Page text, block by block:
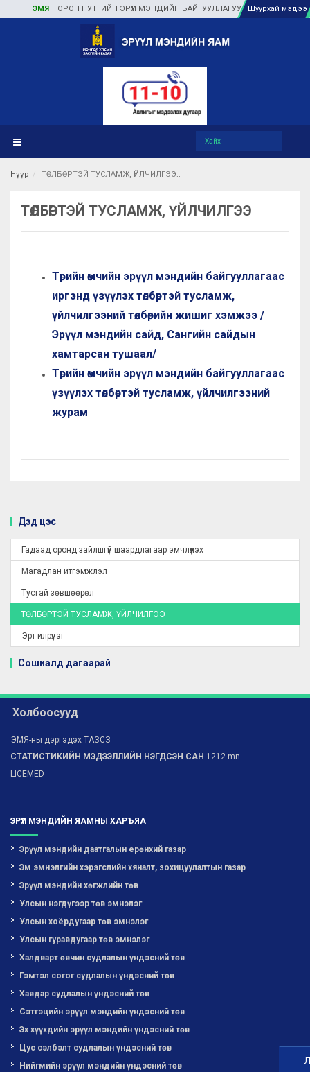
ЭМЯОРОН НУТГИЙН ЭРҮҮЛ МЭНДИЙН БАЙГУУЛЛАГУУДАД ТУЛГАМДАЖ
Шуурхай мэдээ
Нүүр ТӨЛБӨРТЭЙ ТУСЛАМЖ, ҮЙЛЧИЛГЭЭ
ТӨЛБӨРТЭЙ ТУСЛАМЖ, ҮЙЛЧИЛГЭЭ
Төрийн өмчийн эрүүл мэндийн байгууллагаас
иргэнд үзүүлэх төлбөртэй тусламж,
үйлчилгээний төлбөрийн жишиг хэмжээ /
Эрүүл мэндийн сайд, Сангийн сайдын
хамтарсан тушаал/
Төрийн өмчийн эрүүл мэндийн байгууллагаас
үзүүлэх төлбөртэй тусламж, үйлчилгээний
журам
Дэд цэс
Гадаад оронд зайлшгүй шаардлагаар эмчлүүлэх
Магадлан итгэмжлэл
Тусгай зөвшөөрөл
ТӨЛБӨРТЭЙ ТУСЛАМЖ, ҮЙЛЧИЛГЭЭ
Эрт илрүүлэг
Сошиалд дагаарай
Холбоосууд
ЭМЯ-ны дэргэдэх ТАЗСЗ
СТАТИСТИКИЙН МЭДЭЭЛЛИЙН НЭГДСЭН САН-1212.mn
LICEMED
ЭРҮҮЛ МЭНДИЙН ЯАМНЫ ХАРЪЯА
Эрүүл мэндийн даатгалын ерөнхий газар
Эм эмнэлгийн хэрэгслийн хяналт, зохицуулалтын газар
Эрүүл мэндийн хөгжлийн төв
Улсын нэгдүгээр төв эмнэлэг
Улсын хоёрдугаар төв эмнэлэг
Улсын гуравдугаар төв эмнэлэг
Халдварт өвчин судлалын үндэсний төв
Гэмтэл согог судлалын үндэсний төв
Хавдар судлалын үндэсний төв
Сэтгэцийн эрүүл мэндийн үндэсний төв
Эх хүүхдийн эрүүл мэндийн үндэсний төв
Цус сэлбэлт судлалын үндэсний төв
Нийгмийн эрүүл мэндийн үндэсний төв